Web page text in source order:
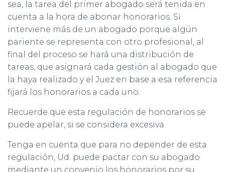
sea, la tarea del primer abogado será tenida en
cuenta a la hora de abonar honorarios. Si
interviene más de un abogado porque algún
pariente se representa con otro profesional, al
final del proceso se hará una distribución de
tareas, que asignará cada gestión al abogado que
la haya realizado y el Juez en base a esa referencia
fijará los honorarios a cada uno.
Recuerde que esta regulación de honorarios se
puede apelar, si se considera excesiva.
Tenga en cuenta que para no depender de esta
regulación, Ud. puede pactar con su abogado
mediante un convenio los honorarios por su